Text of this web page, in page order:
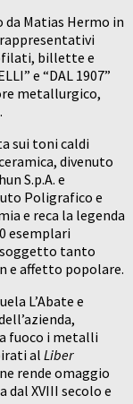
Matias Hermo in
billette e
e “DAL 1907”
metallurgico,
sui toni caldi
divenuto
S.p.A. e
Poligrafico e
e reca la legenda
esemplari
tanto
e affetto popolare.
L’Abate e
fuoco i metalli
al Liber
rende omaggio
XVIII secolo e